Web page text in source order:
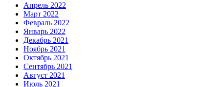
Апрель 2022
Март 2022
Февраль 2022
Январь 2022
Декабрь 2021
Ноябрь 2021
Октябрь 2021
Сентябрь 2021
Август 2021
Июль 2021